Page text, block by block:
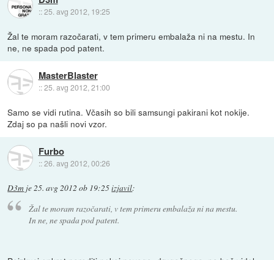
::25. avg 2012, 19:25
Žal te moram razočarati, v tem primeru embalaža ni na mestu. In
ne, ne spada pod patent.
MasterBlaster
::25. avg 2012, 21:00
Samo se vidi rutina. Včasih so bili samsungi pakirani kot nokije.
Zdaj so pa našli novi vzor.
Furbo
::26. avg 2012, 00:26
D3m je25. avg 2012 ob 19:25izjavil:
Žal te moram razočarati, v tem primeru embalaža ni na mestu.
In ne, ne spada pod patent.